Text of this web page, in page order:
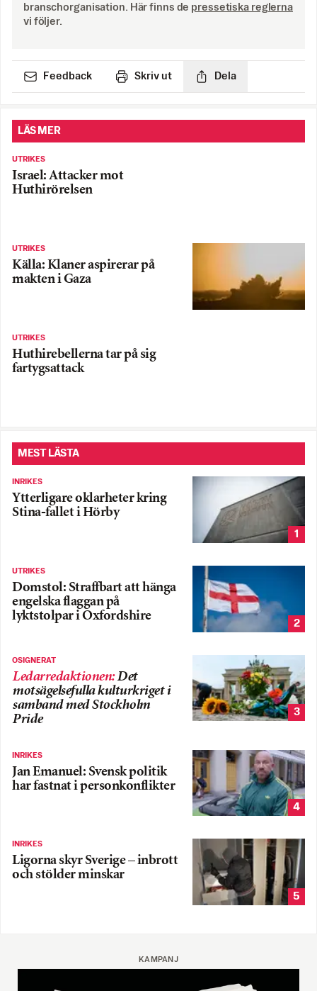
branschorganisation. Här finns de pressetiska reglerna
vi följer.
Feedback Skriv ut Dela
LÄS MER
UTRIKES
Israel: Attacker mot
Huthirörelsen
UTRIKES
Källa: Klaner aspirerar på
makten i Gaza
UTRIKES
Huthirebellerna tar på sig
fartygsattack
MEST LÄSTA
INRIKES
Ytterligare oklarheter kring
Stina-fallet i Hörby
1
UTRIKES
Domstol: Straffbart att hänga
engelska flaggan på
lyktstolpar i Oxfordshire
2
OSIGNERAT
Ledarredaktionen:Det
motsägelsefulla kulturkriget i
samband med Stockholm
Pride
3
INRIKES
Jan Emanuel: Svensk politik
har fastnat i personkonflikter
4
INRIKES
Ligorna skyr Sverige – inbrott
och stölder minskar
5
KAMPANJ